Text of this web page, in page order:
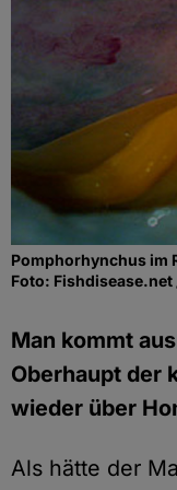
Pomphorhynchus im
Foto:
Man kommt
Oberhaupt der
wieder über
Als hätte der